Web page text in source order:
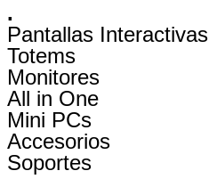
.
Pantallas Interactivas
Totems
Monitores
All in One
Mini PCs
Accesorios
Soportes